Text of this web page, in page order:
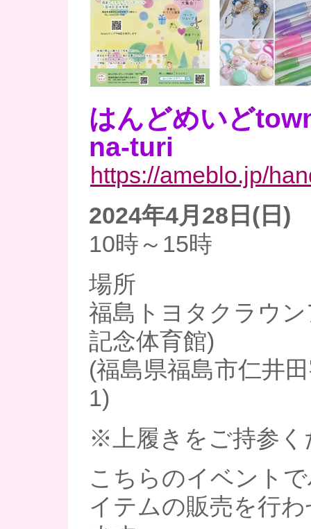
はんどめいど
na-turi
https://ameblo.jp/
2024年4月28日(日)
10時～15時
場所
福島トヨタクラウ
記念体育館)
(福島県福島市仁井
1)
※上履きをご持参く
こちらのイベント
イテムの販売を行